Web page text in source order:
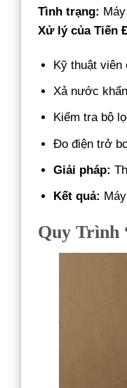
Tình trạng:
Xử lý của Tiến
Kỹ thuật viên
Xả nước
Kiểm tra bộ
Đo điện trở
Giải pháp:
Kết quả:
Quy Trình